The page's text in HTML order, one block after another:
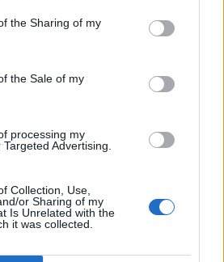
the Sharing of my
the Sale of my
processing my
Advertising.
Collection, Use,
or Sharing of my
Is Unrelated with the
it was collected.
είχαμε, αυτή τη φορά στην
από λίγη ώρα ο τηλεοπτικός σταθμός
στο σπίτι της Εύας Καϊλή στο Παλαιό